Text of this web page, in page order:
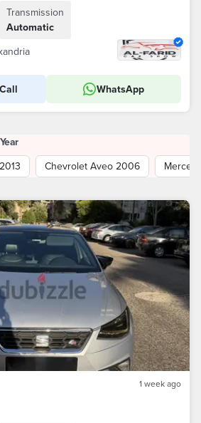
Transmission
Automatic
Call WhatsApp
Chevrolet Aveo 2006
1 week ago